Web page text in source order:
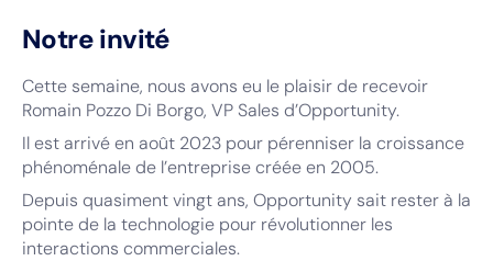
Notre invité
Cette semaine, nous avons eu le plaisir de recevoir
Romain Pozzo Di Borgo, VP Sales d’Opportunity.
Il est arrivé en août 2023 pour pérenniser la croissance
phénoménale de l’entreprise créée en 2005.
Depuis quasiment vingt ans, Opportunity sait rester à la
pointe de la technologie pour révolutionner les
interactions commerciales.